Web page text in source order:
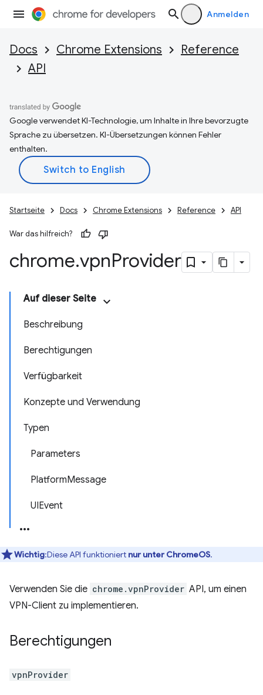
Anmelden
Docs Chrome Extensions
Reference
API
Google verwendet KI-Technologie, um Inhalte in Ihre bevorzugte
Sprache zu übersetzen. KI-Übersetzungen können Fehler
enthalten.
Startseite Docs Chrome Extensions Reference API
War das hilfreich?
chrome.vpnProvider
Auf dieser Seite
Beschreibung
Berechtigungen
Verfügbarkeit
Konzepte und Verwendung
Typen
Parameters
PlatformMessage
UIEvent
Wichtig:Diese API funktioniert nur unter ChromeOS.
Verwenden Sie die chrome.vpnProvider API, um einen
VPN-Client zu implementieren.
Berechtigungen
vpnProvider